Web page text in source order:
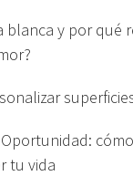
blanca y por qué
tu vida